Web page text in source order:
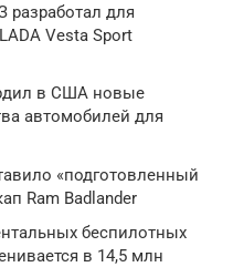
для
Vesta Sport
в США новые
автомобилей для
«подготовленный
Ram Badlander
беспилотных
в 14,5 млн